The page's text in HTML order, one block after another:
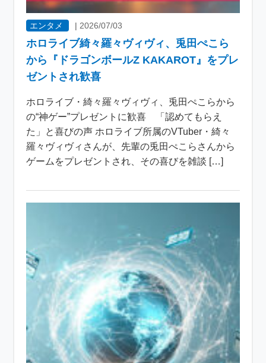
エンタメ | 2026/07/03
ホロライブ綺々羅々ヴィヴィ、兎田ぺこら
から『ドラゴンボールZ KAKAROT』をプレ
ゼントされ歓喜
ホロライブ・綺々羅々ヴィヴィ、兎田ぺこらから
の“神ゲー”プレゼントに歓喜 「認めてもらえ
た」と喜びの声 ホロライブ所属のVTuber・綺々
羅々ヴィヴィさんが、先輩の兎田ぺこらさんから
ゲームをプレゼントされ、その喜びを雑談 […]